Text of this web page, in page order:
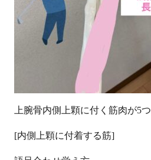
上腕骨内側上顆に付く筋肉が5つ
[内側上顆に付着する筋]